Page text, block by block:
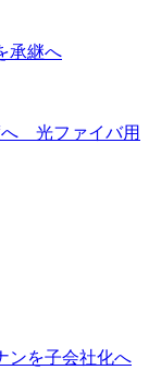
承継へ
へ 光ファイバ用
ンを子会社化へ